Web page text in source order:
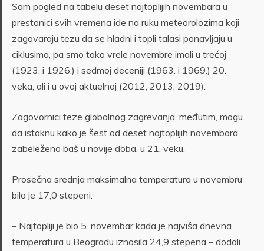
Sam pogled na tabelu deset najtoplijih novembara u
prestonici svih vremena ide na ruku meteorolozima koji
zagovaraju tezu da se hladni i topli talasi ponavljaju u
ciklusima, pa smo tako vrele novembre imali u trećoj
(1923. i 1926.) i sedmoj deceniji (1963. i 1969.) 20.
veka, ali i u ovoj aktuelnoj (2012, 2013, 2019).
Zagovornici teze globalnog zagrevanja, međutim, mogu
da istaknu kako je šest od deset najtoplijih novembara
zabeleženo baš u novije doba, u 21. veku.
Prosečna srednja maksimalna temperatura u novembru
bila je 17,0 stepeni.
– Najtopliji je bio 5. novembar kada je najviša dnevna
temperatura u Beogradu iznosila 24,9 stepena – dodali